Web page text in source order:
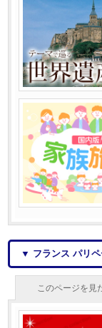
▼ フランス パリペ
このページを見